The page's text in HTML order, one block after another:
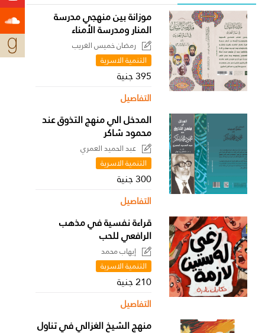
موزانة بين منهجي مدرسة
المنار ومدرسة الأمناء
رمضان خميس الغريب
التنمية الاسرية
395 جنية
التفاصيل
المدخل الي منهج التذوق عند
محمود شاكر
عبد الحميد العمري
التنمية الاسرية
300 جنية
التفاصيل
قراءة نفسية في مذهب
الرافعي للحب
إيهاب محمد
التنمية الاسرية
210 جنية
التفاصيل
منهج الشيخ الغزالي في تناول